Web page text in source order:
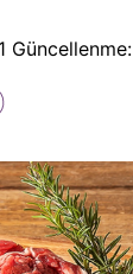
Güncellenme: